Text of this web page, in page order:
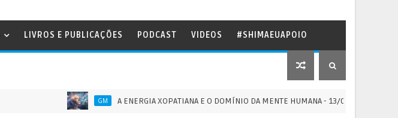
LIVROS E PUBLICAÇÕES PODCAST VIDEOS #SHIMAEUAPOIO
GM A ENERGIA XOPATIANA E O DOMÍNIO DA MENTE HUMANA - 13/07/2026